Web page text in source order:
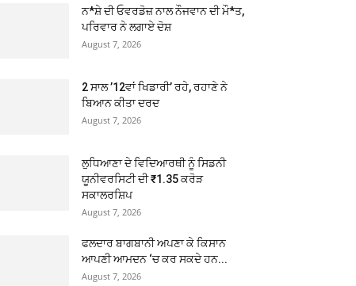
ਨ*ਸ਼ੇ ਦੀ ਓਵਰਡੋਜ਼ ਨਾਲ ਨੌਜਵਾਨ ਦੀ ਮੌ*ਤ,
ਪਰਿਵਾਰ ਨੇ ਲਗਾਏ ਦੋਸ਼
August 7, 2026
2 ਸਾਲ ’12ਵਾਂ ਖਿਡਾਰੀ’ ਰਹੇ, ਰਹਾਣੇ ਨੇ
ਬਿਆਨ ਕੀਤਾ ਦਰਦ
August 7, 2026
ਲੁਧਿਆਣਾ ਦੇ ਵਿਦਿਆਰਥੀ ਨੂੰ ਸਿਡਨੀ
ਯੂਨੀਵਰਸਿਟੀ ਦੀ ₹1.35 ਕਰੋੜ
ਸਕਾਲਰਸ਼ਿਪ
August 7, 2026
ਫਲਦਾਰ ਬਾਗਬਾਨੀ ਅਪਣਾ ਕੇ ਕਿਸਾਨ
ਆਪਣੀ ਆਮਦਨ ‘ਚ ਕਰ ਸਕਦੇ ਹਨ...
August 7, 2026